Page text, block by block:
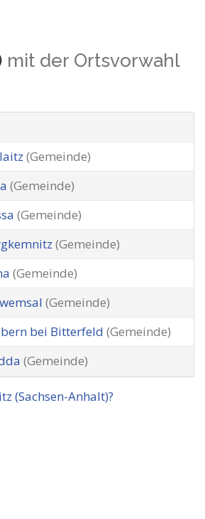
mit der Ortsvorwahl
(Gemeinde)
(Gemeinde)
(Gemeinde)
(Gemeinde)
(Gemeinde)
(Gemeinde)
bei Bitterfeld (Gemeinde)
(Gemeinde)